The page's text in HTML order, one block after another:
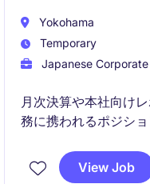
Yokohama
Temporary
Japanese Corporate
月次決算や本社向け
務に携われるポジシ
ャリアアップを目指せ
View Job